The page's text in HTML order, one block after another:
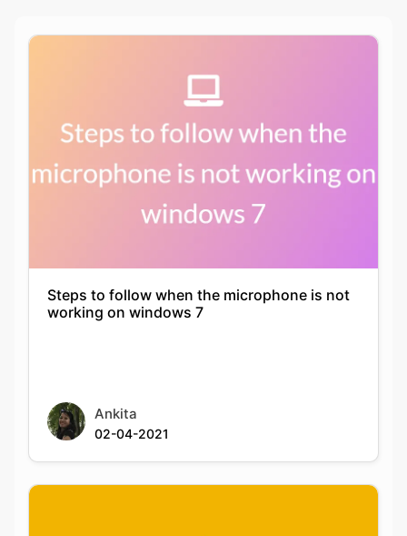
Steps to follow when the microphone is not
working on windows 7
Ankita
02-04-2021